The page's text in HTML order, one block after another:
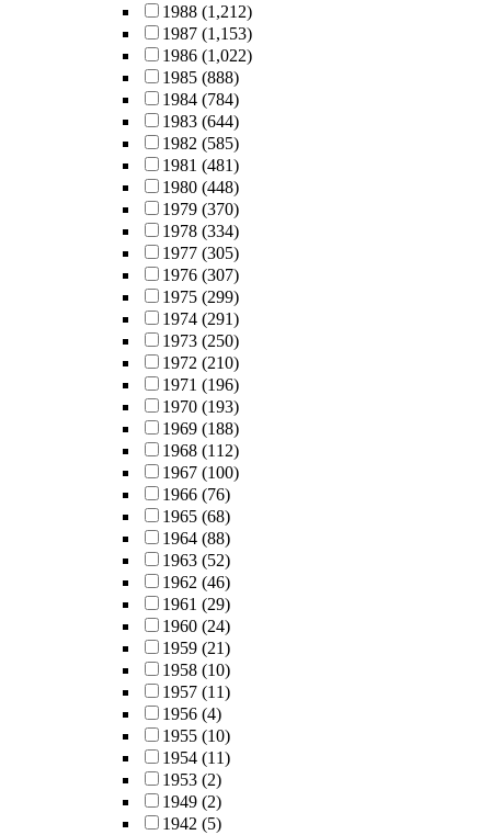
1988 (1,212)
1987 (1,153)
1986 (1,022)
1985 (888)
1984 (784)
1983 (644)
1982 (585)
1981 (481)
1980 (448)
1979 (370)
1978 (334)
1977 (305)
1976 (307)
1975 (299)
1974 (291)
1973 (250)
1972 (210)
1971 (196)
1970 (193)
1969 (188)
1968 (112)
1967 (100)
1966 (76)
1965 (68)
1964 (88)
1963 (52)
1962 (46)
1961 (29)
1960 (24)
1959 (21)
1958 (10)
1957 (11)
1956 (4)
1955 (10)
1954 (11)
1953 (2)
1949 (2)
1942 (5)